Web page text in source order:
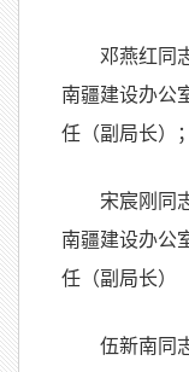
邓燕红同
南疆建设办公
任（副局长）；
宋宸刚同
南疆建设办公
任（副局长）
伍新南同